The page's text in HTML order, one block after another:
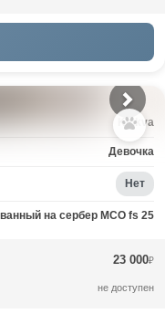
Klukva
Девочка
Нет
на сербер MCO fs 25
23 000₽
не доступен